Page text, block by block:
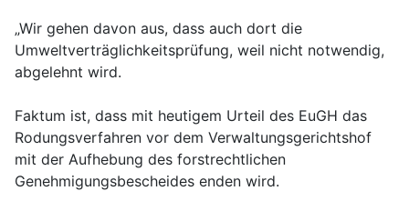
„Wir gehen davon aus, dass auch dort die
Umweltverträglichkeitsprüfung, weil nicht notwendig,
abgelehnt wird.
Faktum ist, dass mit heutigem Urteil des EuGH das
Rodungsverfahren vor dem Verwaltungsgerichtshof
mit der Aufhebung des forstrechtlichen
Genehmigungsbescheides enden wird.